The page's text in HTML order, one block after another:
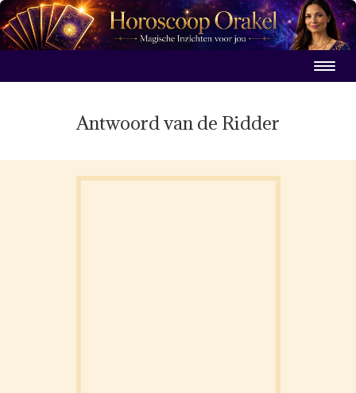
Antwoord van de Ridder